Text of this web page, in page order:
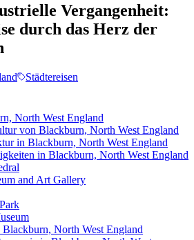
Vergangenheit:
durch das Herz der
Städtereisen
North West England
von Blackburn, North West England
in Blackburn, North West England
in Blackburn, North West England
and Art Gallery
North West England